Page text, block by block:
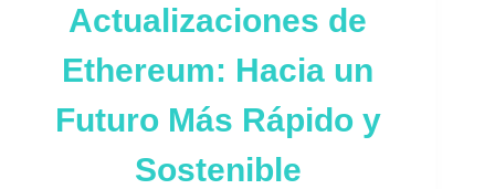
Actualizaciones de
Ethereum: Hacia un
Futuro Más Rápido y
Sostenible